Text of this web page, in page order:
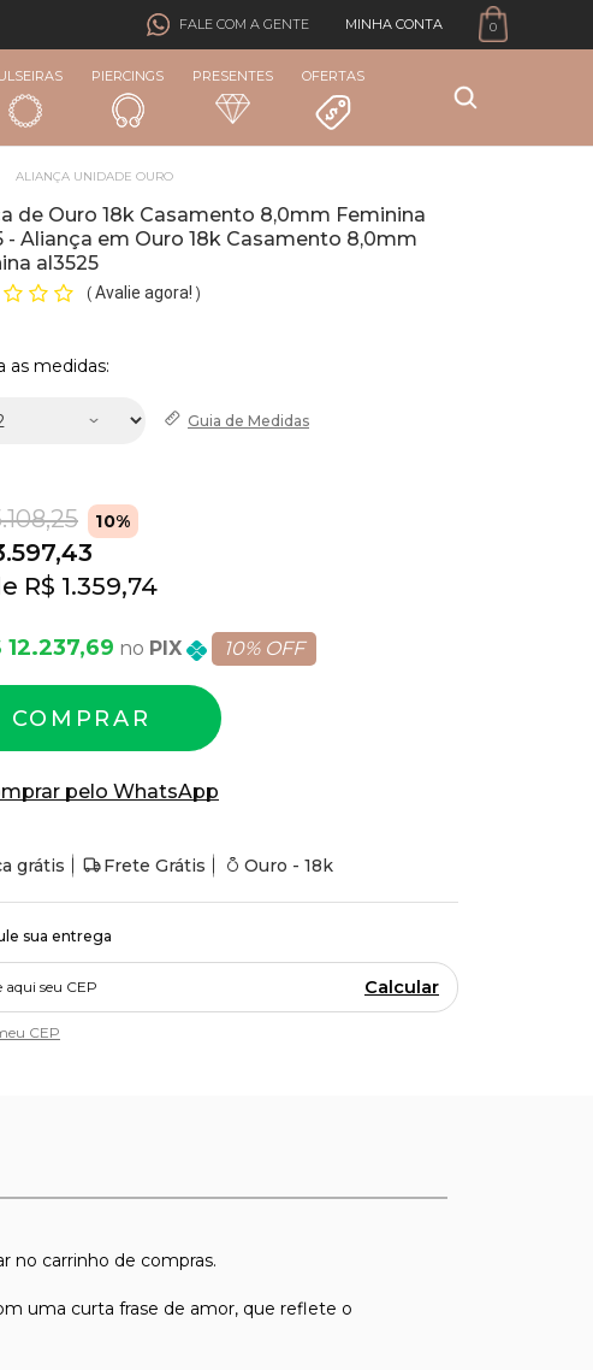
FALE COM A GENTE MINHA CONTA 0
PIERCINGS PRESENTES OFERTAS
ALIANÇA UNIDADE OURO
de Ouro 18k Casamento 8,0mm Feminina
- Aliança em Ouro 18k Casamento 8,0mm
al3525
( Avalie agora! )
as medidas:
Guia de Medidas
10%
R$ 1.359,74
12.237,69 PIX 10% OFF
COMPRAR
pelo WhatsApp
grátis Frete Grátis Ouro - 18k
sua entrega
Calcular
CEP
no carrinho de compras.
uma curta frase de amor, que reflete o